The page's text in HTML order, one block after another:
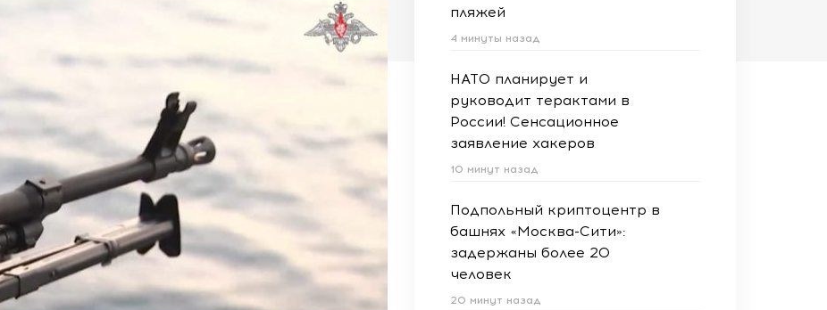
пляжей
4 минуты назад
НАТО планирует и
руководит терактами в
России! Сенсационное
заявление хакеров
10 минут назад
Подпольный криптоцентр в
башнях «Москва-Сити»:
задержаны более 20
человек
20 минут назад